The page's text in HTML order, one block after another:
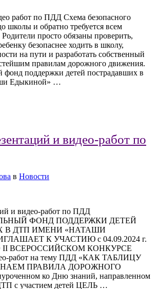
работ по ПДД Схема безопасного
школы и обратно требуется всем
просто обязаны проверить,
безопаснее ходить в школу,
на пути и разработать собственный
правилам дорожного движения.
фонд поддержки детей пострадавших в
Едыкиной» …
и видео-работ по
в Новости
и видео-работ по ПДД
ФОНД ПОДДЕРЖКИ ДЕТЕЙ
В ДТП ИМЕНИ «НАТАШИ
К УЧАСТИЮ с 04.09.2024 г.
II ВСЕРОССИЙСКОМ КОНКУРСЕ
работ на тему ПДД «КАК ТАБЛИЦУ
ПРАВИЛА ДОРОЖНОГО
ко Дню знаний, направленном
с участием детей ЦЕЛЬ …